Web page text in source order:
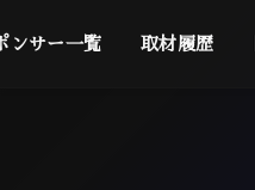
ンサー一覧 取材履歴